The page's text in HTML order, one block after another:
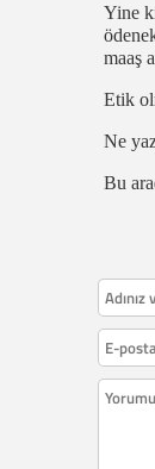
Yine
maaş
Etik
Ne
Bu